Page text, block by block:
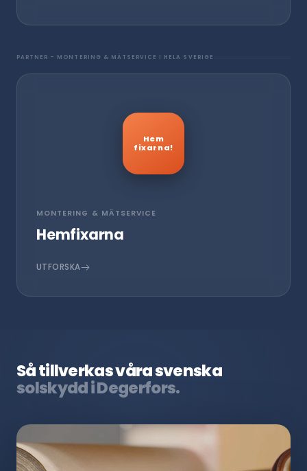
PARTNER – MONTERING & MÄTSERVICE I HELA SVERIGE
Hem
fixarna!
MONTERING & MÄTSERVICE
Hemfixarna
UTFORSKA
Så tillverkas våra svenska
solskydd i Degerfors.